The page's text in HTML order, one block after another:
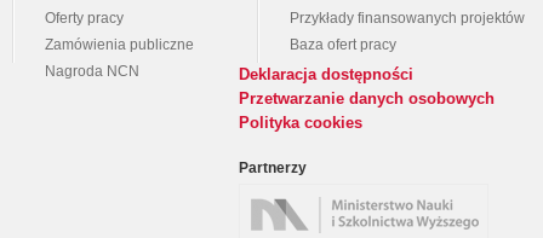
Oferty pracy
Zamówienia publiczne
Nagroda NCN
Przykłady finansowanych projektów
Baza ofert pracy
Deklaracja dostępności
Przetwarzanie danych osobowych
Polityka cookies
Partnerzy